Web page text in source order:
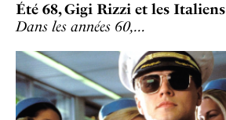
Été 68, Gigi Rizzi et les Italiens
Dans les années 60,…